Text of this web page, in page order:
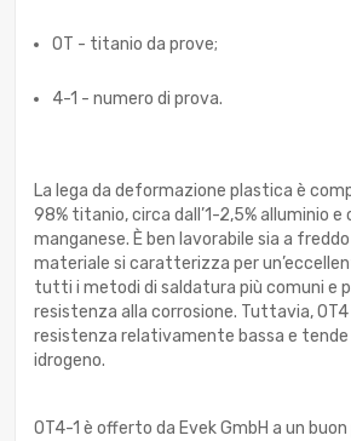
OT - titanio da prove;
4-1 - numero di prova.
La lega da deformazione plastica è
98% titanio, circa dall’1-2,5% alluminio e
manganese. È ben lavorabile sia a
materiale si caratterizza per
tutti i metodi di saldatura più comuni e
resistenza alla corrosione. Tuttavia,
resistenza relativamente bassa e
idrogeno.
OT4-1 è offerto da Evek GmbH a un